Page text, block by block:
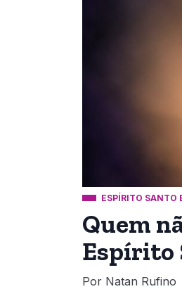
ESPÍRITO SANTO
Quem
Espírito
Por Natan Rufino